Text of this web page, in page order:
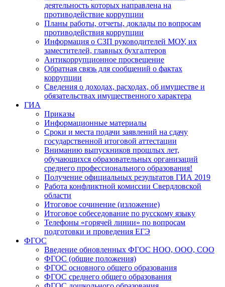
деятельность которых направлена на
противодействие коррупции
Планы работы, отчеты, доклады по вопросам
противодействия коррупции
Информация о СЗП руководителей МОУ, их
заместителей, главных бухгалтеров
Антикоррупционное просвещение
Обратная связь для сообщений о фактах
коррупции
Сведения о доходах, расходах, об имуществе и
обязательствах имущественного характера
ГИА
Приказы
Информационные материалы
Сроки и места подачи заявлений на сдачу
государственной итоговой аттестации
Вниманию выпускников прошлых лет,
обучающихся образовательных организаций
среднего профессионального образования!
Получение официальных результатов ГИА 2019
Работа конфликтной комиссии Свердловской
области
Итоговое сочинение (изложение)
Итоговое собеседование по русскому языку
Телефоны «горячей линии» по вопросам
подготовки и проведения ЕГЭ
ФГОС
Введение обновленных ФГОС НОО, ООО, СОО
ФГОС (общие положения)
ФГОС основного общего образования
ФГОС среднего общего образования